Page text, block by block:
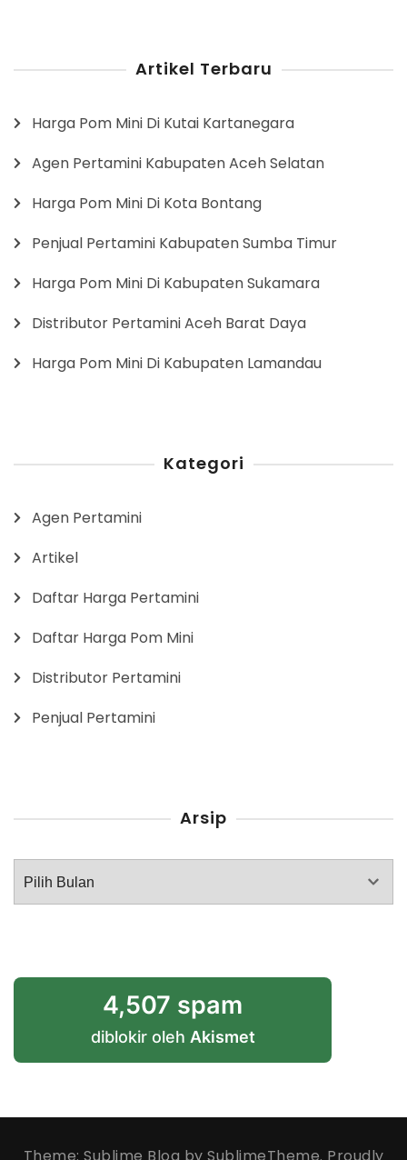
Artikel Terbaru
Harga Pom Mini Di Kutai Kartanegara
Agen Pertamini Kabupaten Aceh Selatan
Harga Pom Mini Di Kota Bontang
Penjual Pertamini Kabupaten Sumba Timur
Harga Pom Mini Di Kabupaten Sukamara
Distributor Pertamini Aceh Barat Daya
Harga Pom Mini Di Kabupaten Lamandau
Kategori
Agen Pertamini
Artikel
Daftar Harga Pertamini
Daftar Harga Pom Mini
Distributor Pertamini
Penjual Pertamini
Arsip
Arsip
4,507 spam
diblokir oleh Akismet